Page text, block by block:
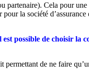
partenaire). Cela pour
la société
possible de choisir la
de ne faire